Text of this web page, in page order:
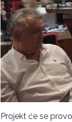
Projekt će se